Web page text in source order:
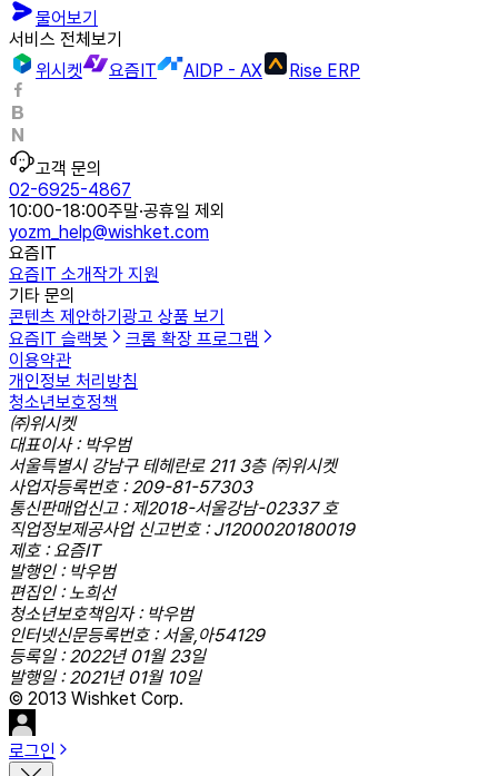
물어보기
서비스 전체보기
위시켓
요즘IT AIDP - AX Rise ERP
고객 문의
02-6925-4867
10:00-18:00주말·공휴일 제외
yozm_help@wishket.com
요즘IT
요즘IT 소개작가 지원
기타 문의
콘텐츠 제안하기 광고 상품 보기
요즘IT 슬랙봇
크롬 확장 프로그램
이용약관
개인정보 처리방침
청소년보호정책
㈜위시켓
대표이사 : 박우범
서울특별시 강남구 테헤란로 211 3층 ㈜위시켓
사업자등록번호 : 209-81-57303
통신판매업신고 : 제2018-서울강남-02337 호
직업정보제공사업 신고번호 : J1200020180019
제호 : 요즘IT
발행인 : 박우범
편집인 : 노희선
청소년보호책임자 : 박우범
인터넷신문등록번호 : 서울,아54129
등록일 : 2022년 01월 23일
발행일 : 2021년 01월 10일
© 2013 Wishket Corp.
로그인